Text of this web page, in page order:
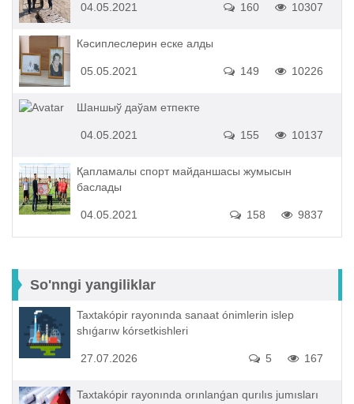
04.05.2021 10307
160
Кәсиплеслерин еске алды
05.05.2021 10226
149
Шаншыў даўам етпекте
04.05.2021 10137
155
Қапламалы спорт майданшасы жумысын
баслады
04.05.2021 9837
158
So'nngi yangiliklar
Taxtakópir rayonında sanaat ónimlerin islep
shıǵarıw kórsetkishleri
27.07.2026 167
5
Taxtakópir rayonında orınlanǵan qurılıs jumısları